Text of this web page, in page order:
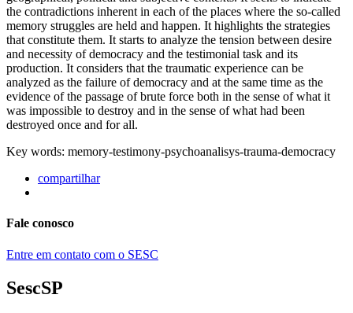
the contradictions inherent in each of the places where the so-called
memory struggles are held and happen. It highlights the strategies
that constitute them. It starts to analyze the tension between desire
and necessity of democracy and the testimonial task and its
production. It considers that the traumatic experience can be
analyzed as the failure of democracy and at the same time as the
evidence of the passage of brute force both in the sense of what it
was impossible to destroy and in the sense of what had been
destroyed once and for all.
Key words: memory-testimony-psychoanalisys-trauma-democracy
compartilhar
Fale conosco
Entre em contato com o SESC
SescSP